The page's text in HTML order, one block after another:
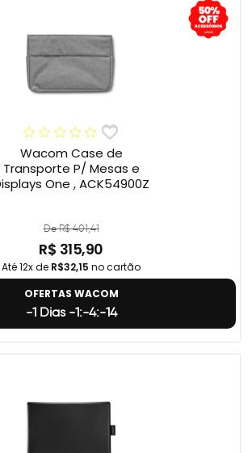
Wacom Case de
Transporte P/ Mesas e
One , ACK54900Z
De R$ 401,41
R$ 315,90
Até 12x de R$32,15 no cartão
OFERTAS WACOM
-1 Dias -1:-4:-15